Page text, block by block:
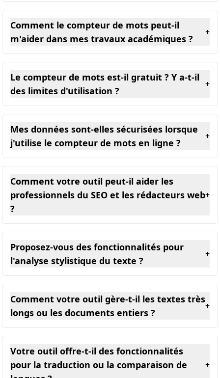
Comment le compteur de mots peut-il
m'aider dans mes travaux académiques ?
+
Le compteur de mots est-il gratuit ? Y a-t-il
des limites d'utilisation ?
+
Mes données sont-elles sécurisées lorsque
j'utilise le compteur de mots en ligne ?
+
Comment votre outil peut-il aider les
professionnels du SEO et les rédacteurs web
?
+
Proposez-vous des fonctionnalités pour
l'analyse stylistique du texte ?
+
Comment votre outil gère-t-il les textes très
longs ou les documents entiers ?
+
Votre outil offre-t-il des fonctionnalités
pour la traduction ou la comparaison de
+